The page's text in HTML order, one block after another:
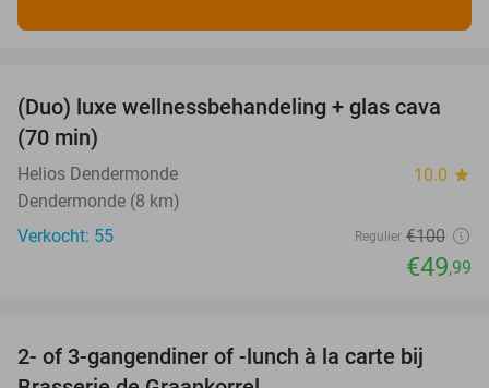
50%
(Duo) luxe wellnessbehandeling + glas cava
(70 min)
Helios Dendermonde 10.0 star
Dendermonde (8 km)
Verkocht: 55
Regulier €100
€49,99
44%
2- of 3-gangendiner of -lunch à la carte bij